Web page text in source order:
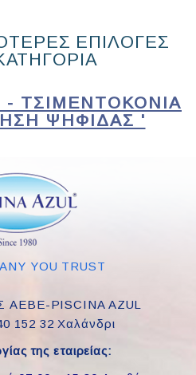
ΕΠΙΛΟΓΕΣ
ΤΣΙΜΕΝΤΟΚΟΝΊΑ
ΨΗΦΊΔΑΣ '
YOU TRUST
PISCINA AZUL
152 32 Χαλάνδρι
της εταιρείας: